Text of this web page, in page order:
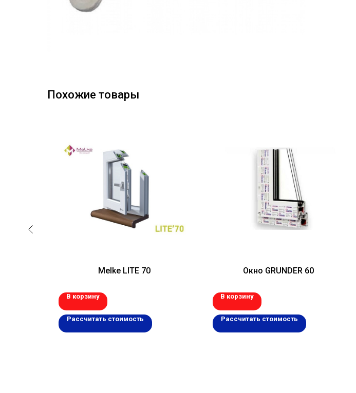
Похожие товары
Melke LITE 70
В корзину
Рассчитать стоимость
Окно GRUNDER 60
В корзину
Рассчитать стоимость